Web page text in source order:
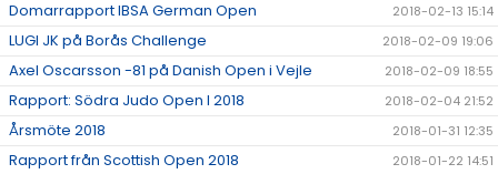
Domarrapport IBSA German Open 2018-02-13 15:14
LUGI JK på Borås Challenge 2018-02-09 19:06
Axel Oscarsson -81 på Danish Open i Vejle 2018-02-09 18:55
Rapport: Södra Judo Open I 2018 2018-02-04 21:52
Årsmöte 2018 2018-01-31 12:35
Rapport från Scottish Open 2018 2018-01-22 14:51